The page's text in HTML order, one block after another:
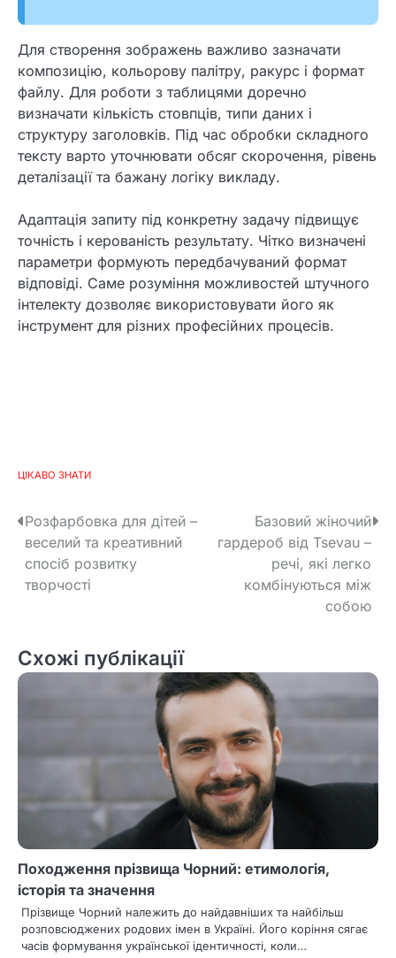
Для створення зображень важливо зазначати
композицію, кольорову палітру, ракурс і формат
файлу. Для роботи з таблицями доречно
визначати кількість стовпців, типи даних і
структуру заголовків. Під час обробки складного
тексту варто уточнювати обсяг скорочення, рівень
деталізації та бажану логіку викладу.
Адаптація запиту під конкретну задачу підвищує
точність і керованість результату. Чітко визначені
параметри формують передбачуваний формат
відповіді. Саме розуміння можливостей штучного
інтелекту дозволяє використовувати його як
інструмент для різних професійних процесів.
ЦІКАВО ЗНАТИ
Н
а
в
г
а
з
а
п
и
с
Розфарбовка для дітей –
веселий та креативний
спосіб розвитку
творчості
Базовий жіночий
гардероб від Tsevau –
речі, які легко
комбінуються між
собою
Схожі публікації
Походження прізвища Чорний: етимологія,
історія та значення
Прізвище Чорний належить до найдавніших та найбільш
розповсюджених родових імен в Україні. Його коріння сягає
часів формування української ідентичності, коли…